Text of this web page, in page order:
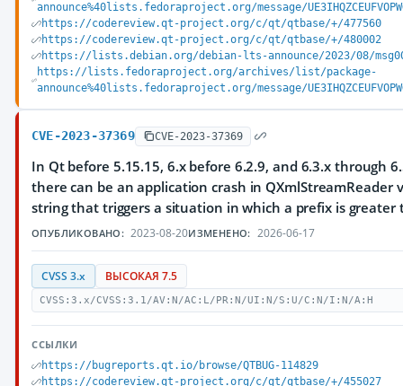
announce%40lists.fedoraproject.org/message/
https://codereview.qt-project.org/c/qt/qtbase/+/477560
https://codereview.qt-project.org/c/qt/qtbase/+/480002
https://lists.debian.org/debian-lts-announce/2023/08/
https://lists.fedoraproject.org/archives/list/package-
announce%40lists.fedoraproject.org/message/
CVE-2023-37369 CVE-2023-37369
In Qt before 5.15.15, 6.x before 6.2.9, and 6.3.x through
there can be an application crash in QXmlStreamReader
string that triggers a situation in which a prefix is greater
ОПУБЛИКОВАНО: 2023-08-20ИЗМЕНЕНО: 2026-06-17
CVSS 3.x ВЫСОКАЯ 7.5
CVSS:3.x/CVSS:3.1/AV:N/AC:L/PR:N/UI:N/S:U/C:N/I:N/A:H
ССЫЛКИ
https://bugreports.qt.io/browse/QTBUG-114829
https://codereview.qt-project.org/c/qt/qtbase/+/455027